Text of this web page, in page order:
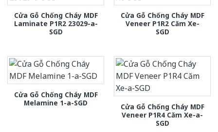
Cửa Gỗ Chống Cháy MDF
Laminate P1R2 23029-a-
SGD
Cửa Gỗ Chống Cháy MDF
Veneer P1R2 Căm Xe-
SGD
Cửa Gỗ Chống Cháy MDF
Melamine 1-a-SGD
Cửa Gỗ Chống Cháy MDF
Veneer P1R4 Căm Xe-a-
SGD